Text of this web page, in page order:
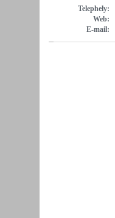
Telephely:
Web:
E-mail: